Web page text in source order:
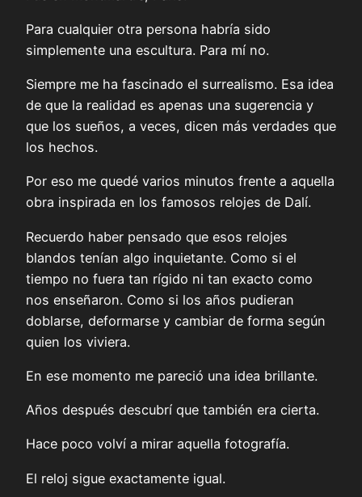
Para cualquier otra persona habría sido
simplemente una escultura. Para mí no.
Siempre me ha fascinado el surrealismo. Esa idea
de que la realidad es apenas una sugerencia y
que los sueños, a veces, dicen más verdades que
los hechos.
Por eso me quedé varios minutos frente a aquella
obra inspirada en los famosos relojes de Dalí.
Recuerdo haber pensado que esos relojes
blandos tenían algo inquietante. Como si el
tiempo no fuera tan rígido ni tan exacto como
nos enseñaron. Como si los años pudieran
doblarse, deformarse y cambiar de forma según
quien los viviera.
En ese momento me pareció una idea brillante.
Años después descubrí que también era cierta.
Hace poco volví a mirar aquella fotografía.
El reloj sigue exactamente igual.